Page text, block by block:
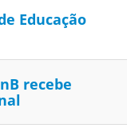
Educação
recebe